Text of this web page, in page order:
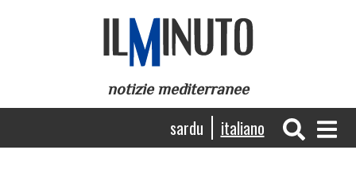
notizie mediterranee
Navigazione
principale
sardu italiano